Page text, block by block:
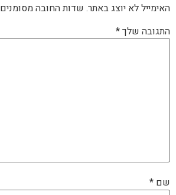
האימייל לא יוצג באתר. שדות החובה מסומנים
התגובה שלך*
שם *